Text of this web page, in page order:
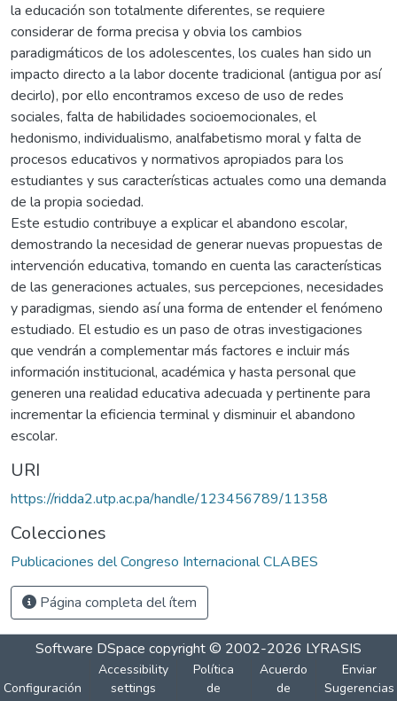
la educación son totalmente diferentes, se requiere
considerar de forma precisa y obvia los cambios
paradigmáticos de los adolescentes, los cuales han sido un
impacto directo a la labor docente tradicional (antigua por así
decirlo), por ello encontramos exceso de uso de redes
sociales, falta de habilidades socioemocionales, el
hedonismo, individualismo, analfabetismo moral y falta de
procesos educativos y normativos apropiados para los
estudiantes y sus características actuales como una demanda
de la propia sociedad.
Este estudio contribuye a explicar el abandono escolar,
demostrando la necesidad de generar nuevas propuestas de
intervención educativa, tomando en cuenta las características
de las generaciones actuales, sus percepciones, necesidades
y paradigmas, siendo así una forma de entender el fenómeno
estudiado. El estudio es un paso de otras investigaciones
que vendrán a complementar más factores e incluir más
información institucional, académica y hasta personal que
generen una realidad educativa adecuada y pertinente para
incrementar la eficiencia terminal y disminuir el abandono
escolar.
URI
https://ridda2.utp.ac.pa/handle/123456789/11358
Colecciones
Publicaciones del Congreso Internacional CLABES
Página completa del ítem
Software DSpace copyright © 2002-2026 LYRASIS
Configuración
Accessibility
settings
Política
de
Acuerdo
de
Enviar
Sugerencias